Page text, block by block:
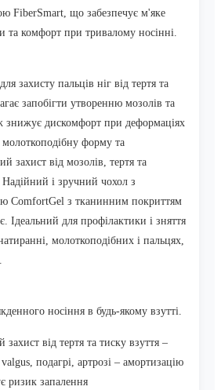
FiberSmart, що забезпечує м'яке
та комфорт при тривалому носінні.
захисту пальців ніг від тертя та
запобігти утворенню мозолів та
знижує дискомфорт при деформаціях
форму та
захист від мозолів, тертя та
Надійний і зручний чохол з
ComfortGel з тканинним покриттям
Ідеальний для профілактики і зняття
молоткоподібних і пальцях,
носіння в будь-якому взутті.
захист від тертя та тиску взуття –
подагрі, артрозі – амортизацію
ризик запалення